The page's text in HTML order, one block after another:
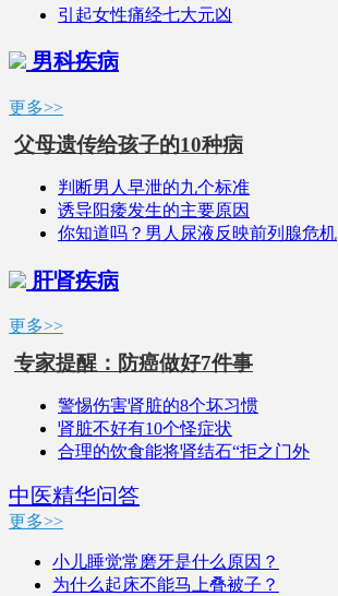
引起女性痛经七大元凶
男科疾病
更多>>
父母遗传给孩子的10种病
判断男人早泄的九个标准
诱导阳痿发生的主要原因
你知道吗？男人尿液反映前列腺危机
肝肾疾病
更多>>
专家提醒：防癌做好7件事
警惕伤害肾脏的8个坏习惯
肾脏不好有10个怪症状
合理的饮食能将肾结石“拒之门外
中医精华问答
更多>>
小儿睡觉常磨牙是什么原因？
为什么起床不能马上叠被子？